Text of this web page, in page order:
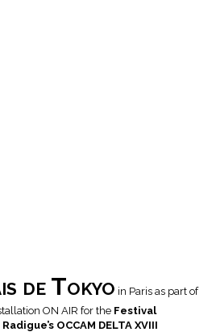
de Tokyo in Paris as part of
ON AIR for the Festival
OCCAM DELTA XVIII